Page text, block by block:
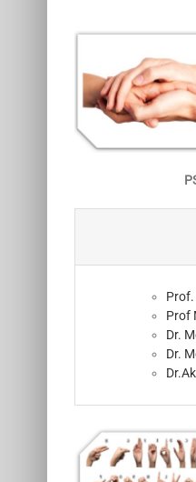
Prof.
Prof
Dr.
Dr.